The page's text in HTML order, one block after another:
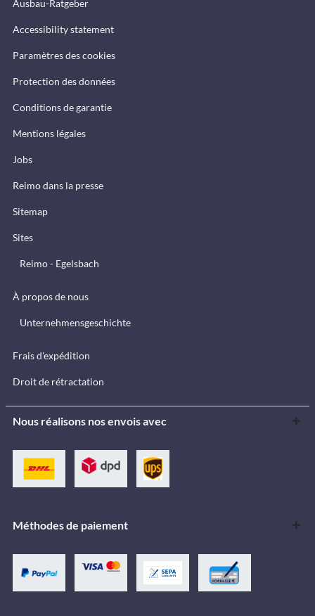
Ausbau-Ratgeber
Accessibility statement
Paramètres des cookies
Protection des données
Conditions de garantie
Mentions légales
Jobs
Reimo dans la presse
Sitemap
Sites
Reimo - Egelsbach
À propos de nous
Unternehmensgeschichte
Frais d'expédition
Droit de rétractation
Nous réalisons nos envois avec
Méthodes de paiement